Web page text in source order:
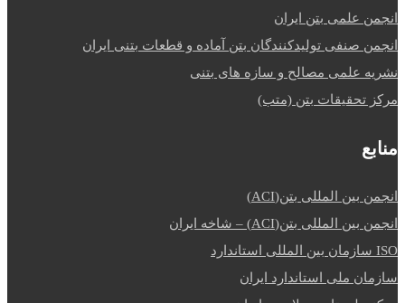
انجمن علمی بتن ایران
انجمن صنفی تولیدکنندگان بتن آماده و قطعات بتنی ایران
نشریه علمی مصالح و سازه های بتنی
مرکز تحقیقات بتن (متب)
منابع
انجمن بین المللی بتن(ACI)
انجمن بین المللی بتن(ACI) – شاخه ایران
ISO سازمان بین المللی استاندارد
سازمان ملی استاندارد ایران